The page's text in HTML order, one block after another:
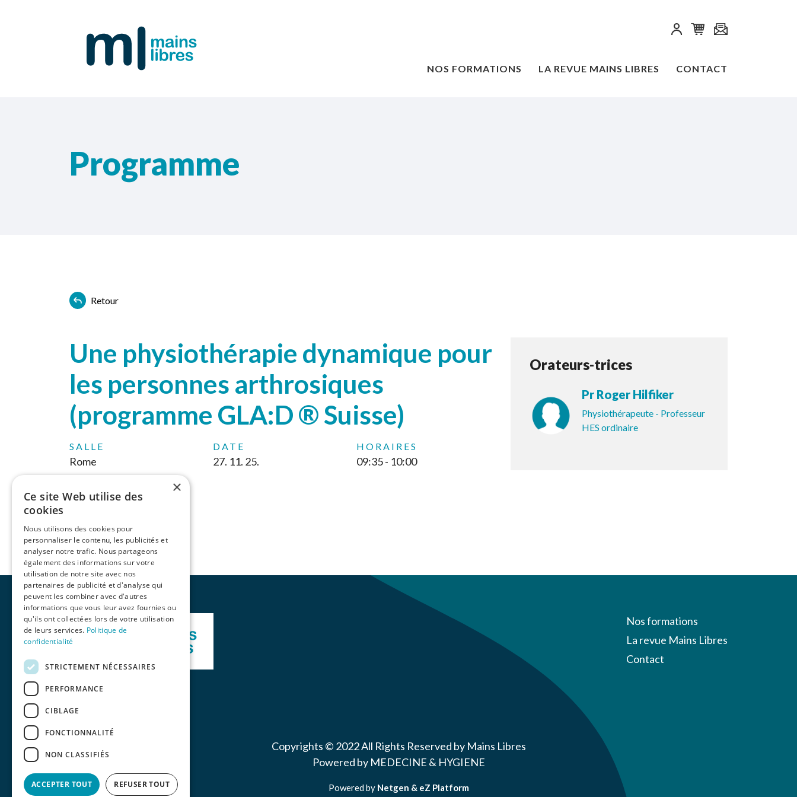
NOS FORMATIONS LA REVUE MAINS LIBRES CONTACT
Programme
Retour
Une physiothérapie dynamique pour
les personnes arthrosiques
(programme GLA:D ® Suisse)
SALLE
Rome
DATE
27. 11. 25.
HORAIRES
09:35 - 10:00
Orateurs-trices
Pr Roger Hilfiker
Physiothérapeute - Professeur
HES ordinaire
Nos formations
La revue Mains Libres
Contact
Copyrights © 2022 All Rights Reserved by Mains Libres
Powered by MEDECINE & HYGIENE
Powered by Netgen & eZ Platform
×
Ce site Web utilise des
cookies
Nous utilisons des cookies pour
personnaliser le contenu, les publicités et
analyser notre trafic. Nous partageons
également des informations sur votre
utilisation de notre site avec nos
partenaires de publicité et d'analyse qui
peuvent les combiner avec d'autres
informations que vous leur avez fournies ou
qu'ils ont collectées lors de votre utilisation
de leurs services. Politique de
confidentialité
STRICTEMENT NÉCESSAIRES
PERFORMANCE
CIBLAGE
FONCTIONNALITÉ
NON CLASSIFIÉS
ACCEPTER TOUT REFUSER TOUT